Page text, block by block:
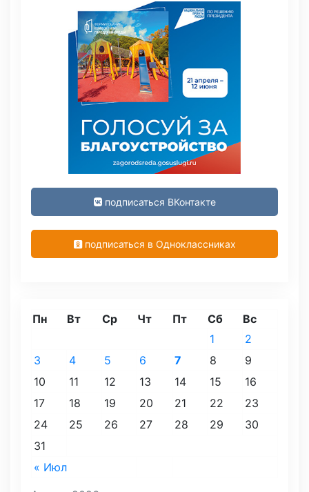
подписаться ВКонтакте
подписаться в Одноклассниках
Пн Вт Ср Чт Пт Сб Вс
« Июл
1
2
3
4 5 6 7 8
9
10
11 12 13 14 15
16
17
18 19 20 21 22
23
24
25 26 27 28 29
30
31